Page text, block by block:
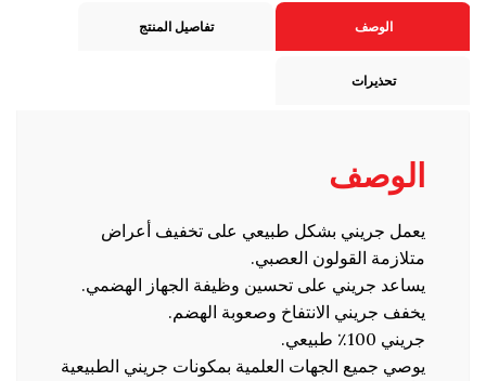
الوصف تفاصيل المنتج
تحذيرات
الوصف
يعمل جريني بشكل طبيعي على تخفيف أعراض
متلازمة القولون العصبي.
يساعد جريني على تحسين وظيفة الجهاز الهضمي.
يخفف جريني الانتفاخ وصعوبة الهضم.
جريني 100٪ طبيعي.
يوصي جميع الجهات العلمية بمكونات جريني الطبيعية